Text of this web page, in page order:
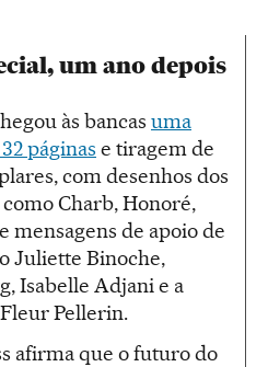
um ano depois
às bancas uma
páginas e tiragem de
com desenhos dos
Charb, Honoré,
mensagens de apoio de
Juliette Binoche,
Isabelle Adjani e a
Pellerin.
afirma que o futuro do